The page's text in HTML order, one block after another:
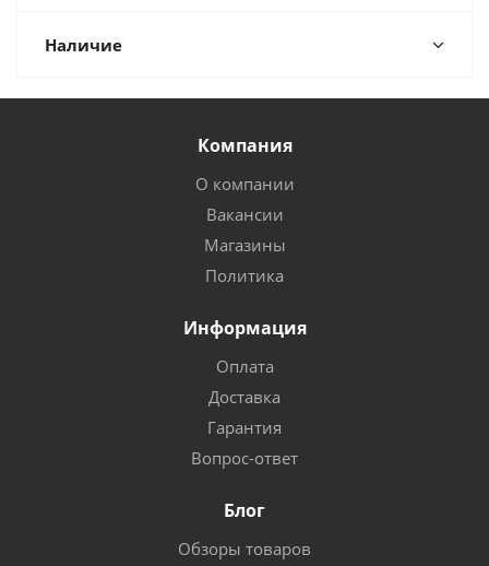
Наличие
Компания
О компании
Вакансии
Магазины
Политика
Информация
Оплата
Доставка
Гарантия
Вопрос-ответ
Блог
Обзоры товаров